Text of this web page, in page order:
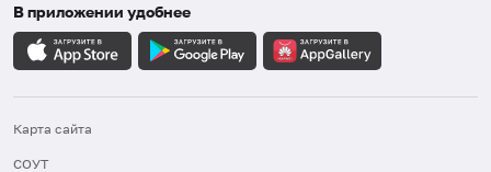
В приложении удобнее
Карта сайта
СОУТ